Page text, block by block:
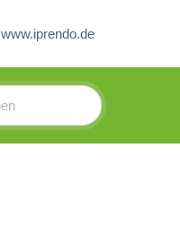
www.iprendo.de